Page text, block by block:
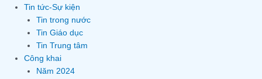
Tin tức-Sự kiện
Tin trong nước
Tin Giáo dục
Tin Trung tâm
Công khai
Năm 2024